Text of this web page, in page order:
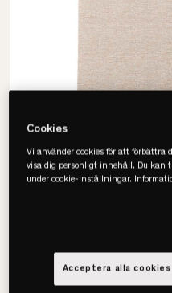
Promise Form
• Slät design
• Flera färger
Cookies
Vi använder cookies för att förbättra
visa dig personligt innehåll. Du kan
under cookie-inställningar.
Acceptera alla cookies